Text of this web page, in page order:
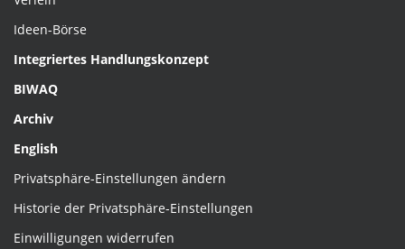
Ideen-Börse
Integriertes Handlungskonzept
BIWAQ
Archiv
English
Privatsphäre-Einstellungen ändern
Historie der Privatsphäre-Einstellungen
Einwilligungen widerrufen